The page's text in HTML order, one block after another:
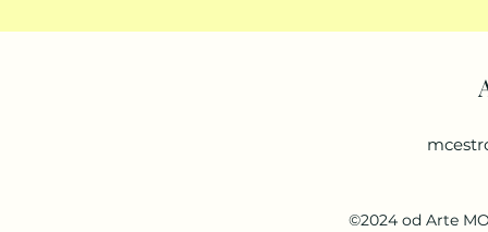
©2024 od Arte